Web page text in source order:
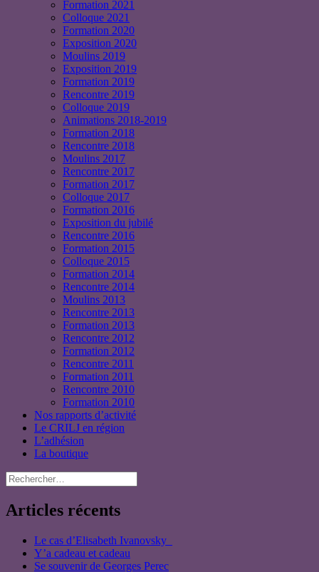
Formation 2021
Colloque 2021
Formation 2020
Exposition 2020
Moulins 2019
Exposition 2019
Formation 2019
Rencontre 2019
Colloque 2019
Animations 2018-2019
Formation 2018
Rencontre 2018
Moulins 2017
Rencontre 2017
Formation 2017
Colloque 2017
Formation 2016
Exposition du jubilé
Rencontre 2016
Formation 2015
Colloque 2015
Formation 2014
Rencontre 2014
Moulins 2013
Rencontre 2013
Formation 2013
Rencontre 2012
Formation 2012
Rencontre 2011
Formation 2011
Rencontre 2010
Formation 2010
Nos rapports d’activité
Le CRILJ en région
L’adhésion
La boutique
Rechercher :
Articles récents
Le cas d’Elisabeth Ivanovsky
Y’a cadeau et cadeau
Se souvenir de Georges Perec